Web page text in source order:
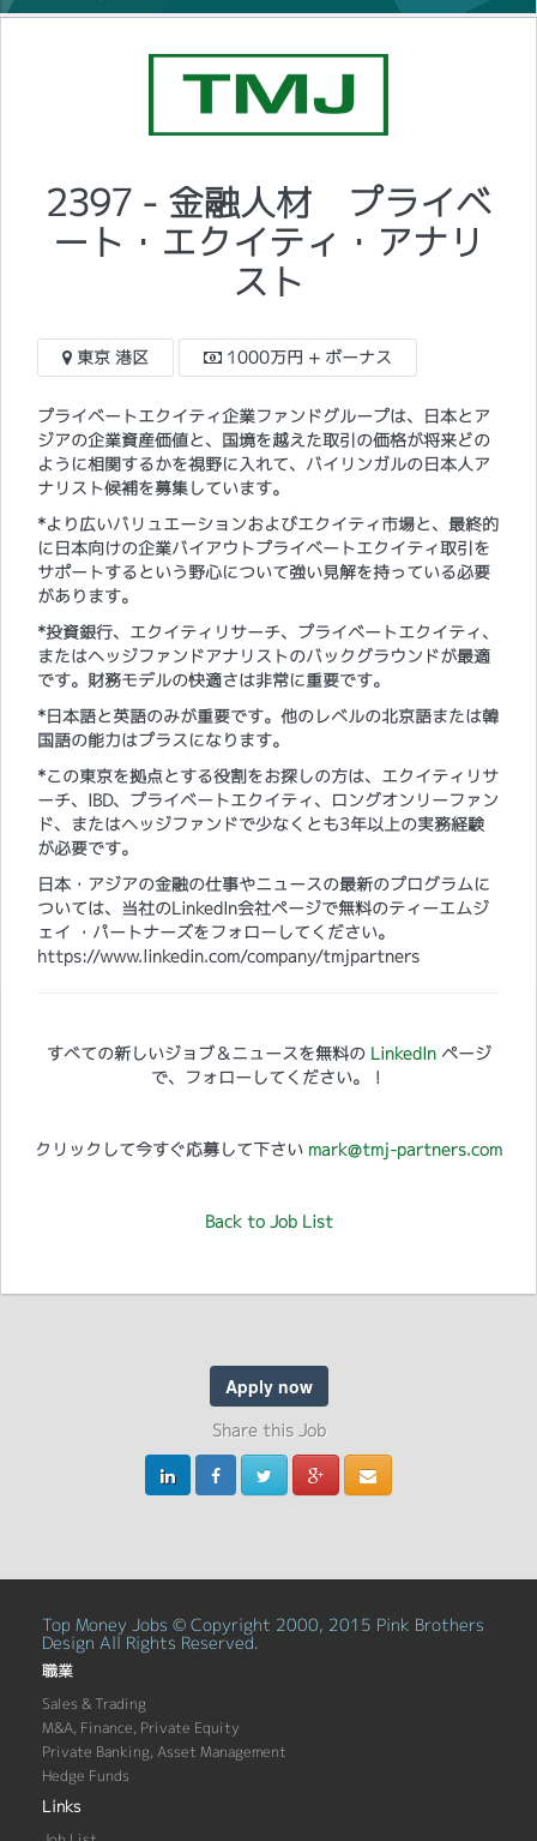
2397 - 金融人材 プライベ
ート・エクイティ・アナリ
スト
東京 港区 1000万円 + ボーナス
プライベートエクイティ企業ファンドグループは、日本とア
ジアの企業資産価値と、国境を越えた取引の価格が将来どの
ように相関するかを視野に入れて、バイリンガルの日本人ア
ナリスト候補を募集しています。
*より広いバリュエーションおよびエクイティ市場と、最終的
に日本向けの企業バイアウトプライベートエクイティ取引を
サポートするという野心について強い見解を持っている必要
があります。
*投資銀行、エクイティリサーチ、プライベートエクイティ、
またはヘッジファンドアナリストのバックグラウンドが最適
です。財務モデルの快適さは非常に重要です。
*日本語と英語のみが重要です。他のレベルの北京語または韓
国語の能力はプラスになります。
*この東京を拠点とする役割をお探しの方は、エクイティリサ
ーチ、IBD、プライベートエクイティ、ロングオンリーファン
ド、またはヘッジファンドで少なくとも3年以上の実務経験
が必要です。
日本・アジアの金融の仕事やニュースの最新のプログラムに
ついては、当社のLinkedIn会社ページで無料のティーエムジ
ェイ ・パートナーズをフォローしてください。
https://www.linkedin.com/company/tmjpartners
すべての新しいジョブ＆ニュースを無料の LinkedInページ
で、フォローしてください。！
クリックして今すぐ応募して下さい mark@tmj-partners.com
Back to Job List
Apply now
Share this Job
Top Money Jobs © Copyright 2000, 2015 Pink Brothers
Design All Rights Reserved.
職業
Sales & Trading
M&A, Finance, Private Equity
Private Banking, Asset Management
Hedge Funds
Links